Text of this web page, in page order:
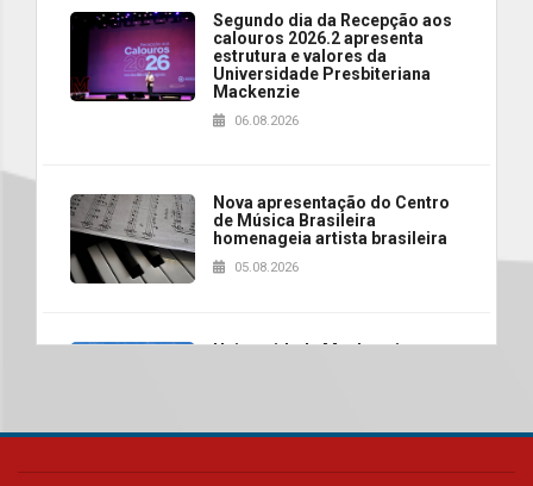
Segundo dia da Recepção aos
calouros 2026.2 apresenta
estrutura e valores da
Universidade Presbiteriana
Mackenzie
06.08.2026
Nova apresentação do Centro
de Música Brasileira
homenageia artista brasileira
05.08.2026
Universidade Mackenzie